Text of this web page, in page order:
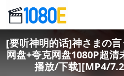
[要听神明的话]神さまの
网盘+夸克网盘1080P超
播放/下载][MP4/